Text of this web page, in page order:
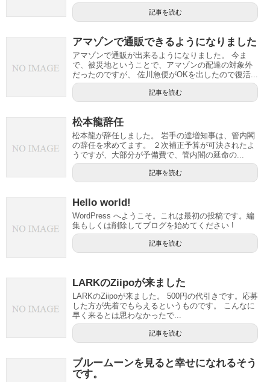
記事を読む
アマゾンで通販できるようになりました
アマゾンで通販が出来るようになりました。 今ま
で、被災地ということで、アマゾンの配達の対象外
だったのですが、 佐川急便がOKを出したので復活...
記事を読む
松本龍辞任
松本龍が辞任しました。 岩手の達増知事は、管内閣
の辞任を求めてます。 ２次補正予算が可決されたよ
うですが、大部分が予備費で、管内閣の延命の...
記事を読む
Hello world!
WordPress へようこそ。これは最初の投稿です。編
集もしくは削除してブログを始めてください !
記事を読む
LARKのZiipoが来ました
LARKのZiipoが来ました。 500円の代引きです。応募
した方が先着でもらえるというものです。 こんなに
早く来るとは思わなかったで...
記事を読む
ブルームーンを見ると幸せになれるそう
です。